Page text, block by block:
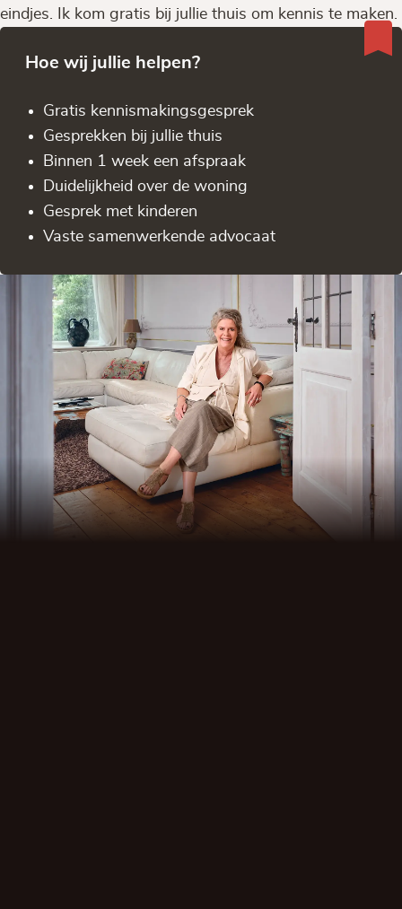
eindjes. Ik kom gratis bij jullie thuis om kennis te maken.
Hoe wij jullie helpen?
Gratis kennis­makingsgesprek
Gesprekken bij jullie thuis
Binnen 1 week een afspraak
Duidelijkheid over de woning
Gesprek met kinderen
Vaste samenwerkende advocaat